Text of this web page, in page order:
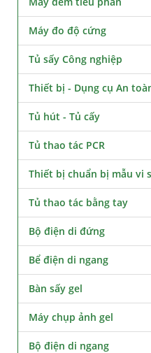
Máy đo độ cứng
Tủ sấy Công nghiệp
Thiết bị - Dụng cụ An
Tủ hút - Tủ cấy
Tủ thao tác PCR
Thiết bị chuẩn bị mẫu vi
Tủ thao tác bằng tay
Bộ điện di đứng
Bể điện di ngang
Bàn sấy gel
Máy chụp ảnh gel
Bộ điện di ngang